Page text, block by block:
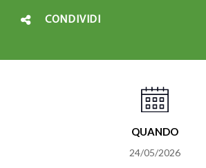
CONDIVIDI
QUANDO
24/05/2026